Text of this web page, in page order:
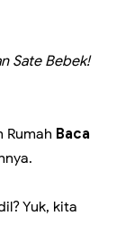
Sate Bebek!
Rumah Baca
Yuk, kita